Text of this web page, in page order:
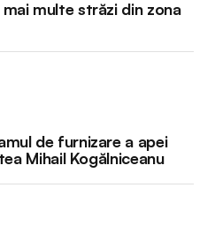
multe străzi din zona
de furnizare a apei
Mihail Kogălniceanu